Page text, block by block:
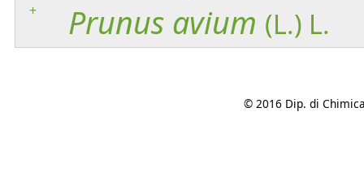
+ Prunus avium (L.) L.
© 2016 Dip. di